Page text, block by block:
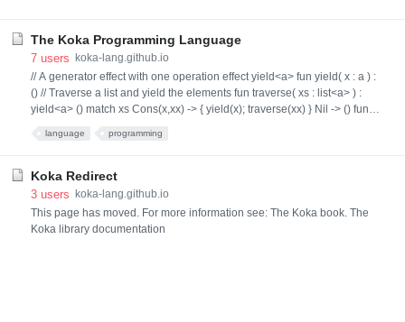
implements the full specification. The main things lacking a
The Koka Programming Language
7 users
koka-lang.github.io
// A generator effect with one operation effect yield<a> fun yield( x : a ) :
() // Traverse a list and yield the elements fun traverse( xs : list<a> ) :
yield<a> () match xs Cons(x,xx) -> { yield(x); traverse(xx) } Nil -> () fun
[1,2,3].traverse // A generator effect with one operation effectindex/yield:
language programming
Koka Redirect
3 users
koka-lang.github.io
This page has moved. For more information see: The Koka book. The
Koka library documentation